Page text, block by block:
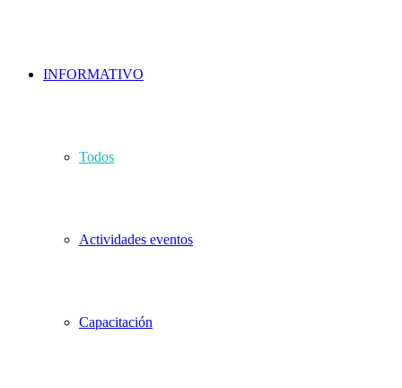
INFORMATIVO
Todos
Actividades eventos
Capacitación